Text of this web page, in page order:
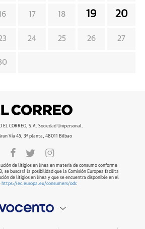
17 18 19 20
24 25 26 27
EL CORREO, S.A. Sociedad Unipersonal.
Vía 45, 3ª planta, 48011 Bilbao
de litigios en línea en materia de consumo conforme
se buscará la posibilidad que la Comisión Europea facilita
de litigios en línea y que se encuentra disponible en el
https://ec.europa.eu/consumers/odr.